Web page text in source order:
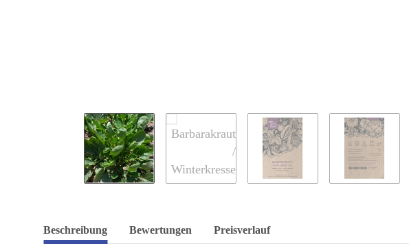
Beschreibung Bewertungen Preisverlauf